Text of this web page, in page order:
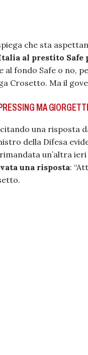
che sta
al prestito Safe
al fondo Safe o no,
Crosetto. Ma il
MA
una risposta
della Difesa
un’altra
una risposta: “